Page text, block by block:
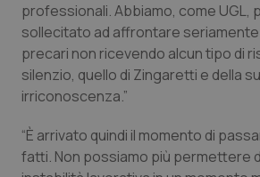
Puglia
Sardegna
Toscana
Malattie rare
Malattia di Crohn &
Obesità
professionali. Abbiamo, come UGL,
sollecitato ad affrontare seriamente
precari non ricevendo alcun tipo di
silenzio, quello di Zingaretti e della
irriconoscenza.”
“È arrivato quindi il momento di
fatti. Non possiamo più permettere